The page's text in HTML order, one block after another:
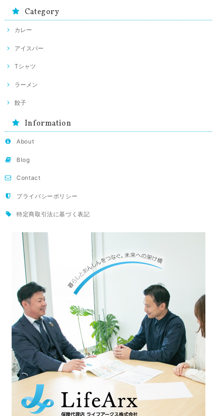
Category
カレー
アイスバー
Tシャツ
ラーメン
餃子
Information
About
Blog
Contact
プライバシーポリシー
特定商取引法に基づく表記